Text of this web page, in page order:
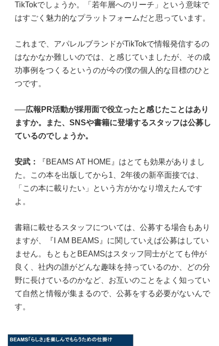
TikTokでしょうか。「若年層へのリーチ」という意味で
はすごく魅力的なプラットフォームだと思っています。
これまで、アパレルブランドがTikTokで情報発信するの
はなかなか難しいのでは、と感じていましたが、その成
功事例をつくるというのが今の僕の個人的な目標のひと
つです。
──広報PR活動が採用面で役立ったと感じたことはあり
ますか。また、SNSや書籍に登場するスタッフは公募し
ているのでしょうか。
安武：
『BEAMS AT HOME』はとても効果がありまし
た。この本を出版してから1、2年後の新卒面接では、
「この本に載りたい」という方がかなり増えたんです
よ。
書籍に載せるスタッフについては、公募する場合もあり
ますが、『I AM BEAMS』に関していえば公募はしてい
ません。もともとBEAMSはスタッフ同士がとても仲が
良く、社内の誰がどんな趣味を持っているのか、どの分
野に長けているのかなど、お互いのことをよく知ってい
て自然と情報が集まるので、公募をする必要がないんで
す。